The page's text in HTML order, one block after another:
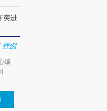
突进
样例
编